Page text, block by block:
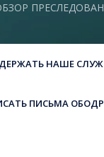
НАШЕ
ПИСЬМА